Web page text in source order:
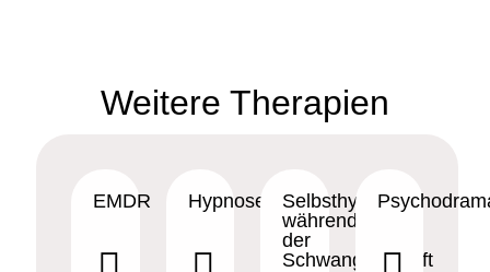
Weitere Therapien
EMDR Hypnose
Selbsthypnose
während
der
Schwangerschaft